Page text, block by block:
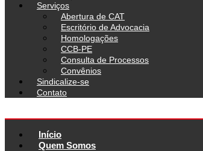
Serviços
Abertura de CAT
Escritório de Advocacia
Homologações
CCB-PE
Consulta de Processos
Convênios
Sindicalize-se
Contato
Início
Quem Somos